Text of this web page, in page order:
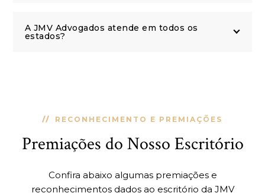
A JMV Advogados atende em todos os
estados?
RECONHECIMENTO E PREMIAÇÕES
Premiações do Nosso Escritório
Confira abaixo algumas premiações e
reconhecimentos dados ao escritório da JMV